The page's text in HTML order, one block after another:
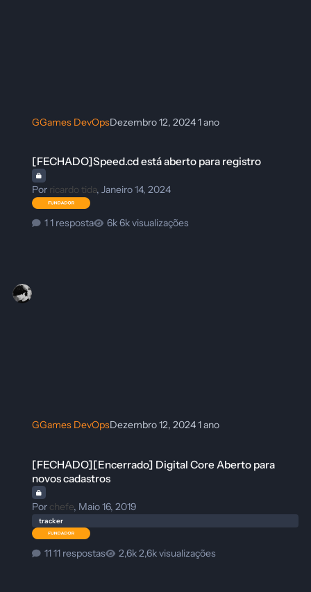
GGames DevOpsDezembro 12, 20241 ano
[FECHADO]Speed.cd está aberto para registro
Por ricardo tida,Janeiro 14, 2024
1 resposta 6k visualizações
GGames DevOpsDezembro 12, 20241 ano
[FECHADO][Encerrado] Digital Core Aberto para
novos cadastros
Por chefe, Maio 16, 2019
tracker
11 respostas 2,6k visualizações